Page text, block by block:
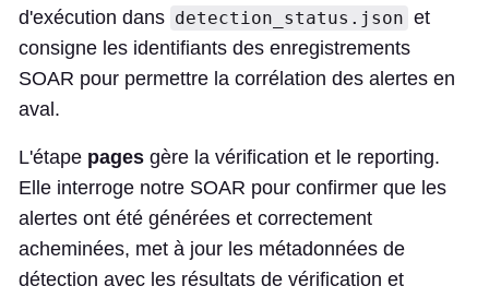
d'exécution dans detection_status.json et
consigne les identifiants des enregistrements
SOAR pour permettre la corrélation des alertes en
aval.
L'étape pages gère la vérification et le reporting.
Elle interroge notre SOAR pour confirmer que les
alertes ont été générées et correctement
acheminées, met à jour les métadonnées de
détection avec les résultats de vérification et